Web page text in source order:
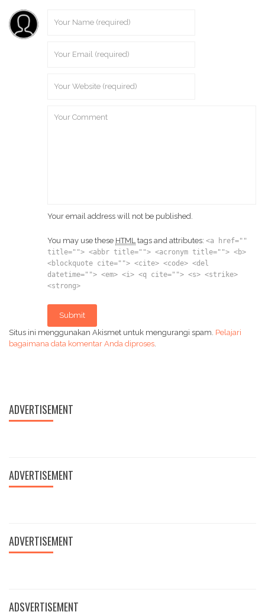
Your email address will not be published.
You may use these HTML tags and attributes: <a href=""
title=""> <abbr title=""> <acronym title=""> <b>
<blockquote cite=""> <cite> <code> <del
datetime=""> <em> <i> <q cite=""> <s> <strike>
<strong>
Submit
Situs ini menggunakan Akismet untuk mengurangi spam. Pelajari
bagaimana data komentar Anda diproses
ADVERTISEMENT
ADVERTISEMENT
ADVERTISEMENT
ADSVERTISEMENT